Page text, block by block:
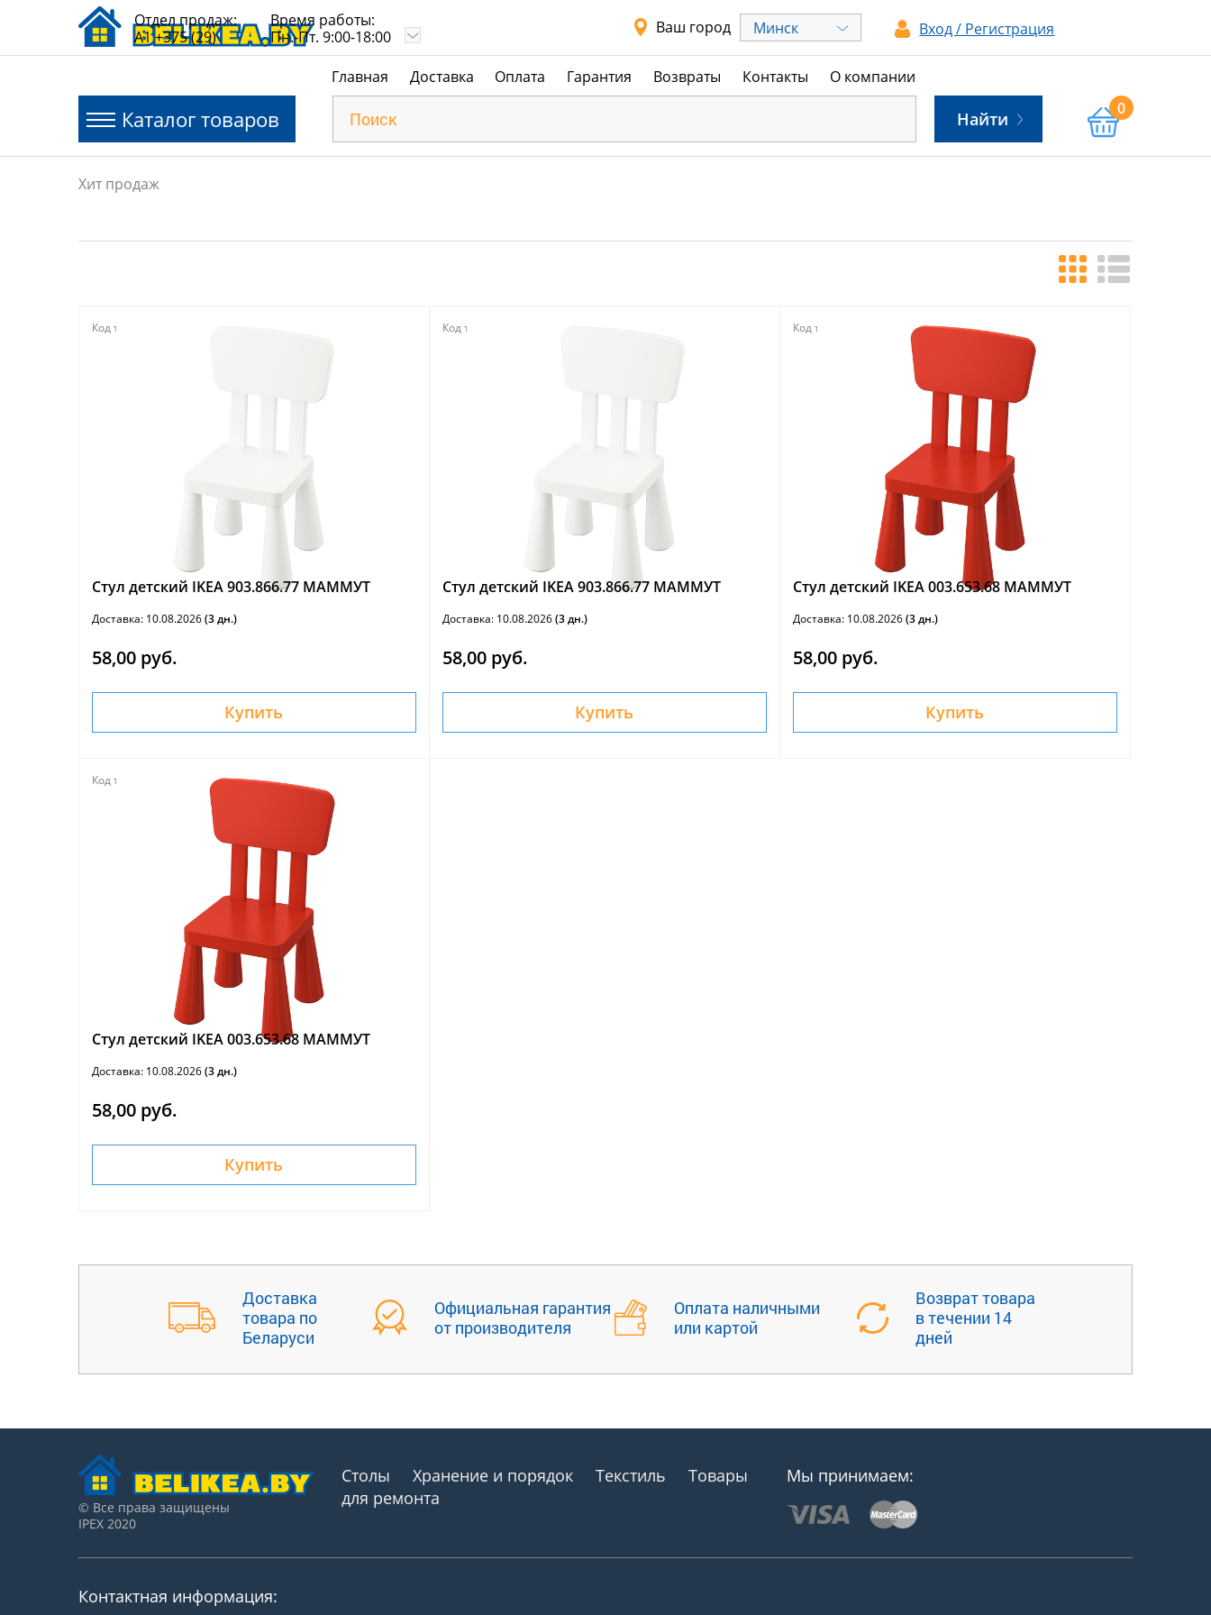
Каталог товаров
Отдел продаж:
A1 +375 (29)
Время работы:
Пн.-Пт. 9:00-18:00
Ваш город Минск Вход / Регистрация
Главная Доставка Оплата Гарантия Возвраты Контакты О компании
Найти 0
Хит продаж
Код товара:
Стул детский IKEA 903.866.77 МАММУТ
Доставка: 10.08.2026(3 дн.)
58,00 руб.
Купить
Код товара:
Стул детский IKEA 903.866.77 МАММУТ
Доставка: 10.08.2026(3 дн.)
58,00 руб.
Купить
Код товара:
Стул детский IKEA 003.653.68 МАММУТ
Доставка: 10.08.2026(3 дн.)
58,00 руб.
Купить
Код товара:
Стул детский IKEA 003.653.68 МАММУТ
Доставка: 10.08.2026(3 дн.)
58,00 руб.
Купить
Доставка
товара по
Беларуси
Официальная гарантия
от производителя
Оплата наличными
или картой
Возврат товара
в течении 14
дней
© Все права защищены
IPEX 2020
Столы Хранение и порядок Текстиль
Товары
для ремонта
Мы принимаем:
Контактная информация: